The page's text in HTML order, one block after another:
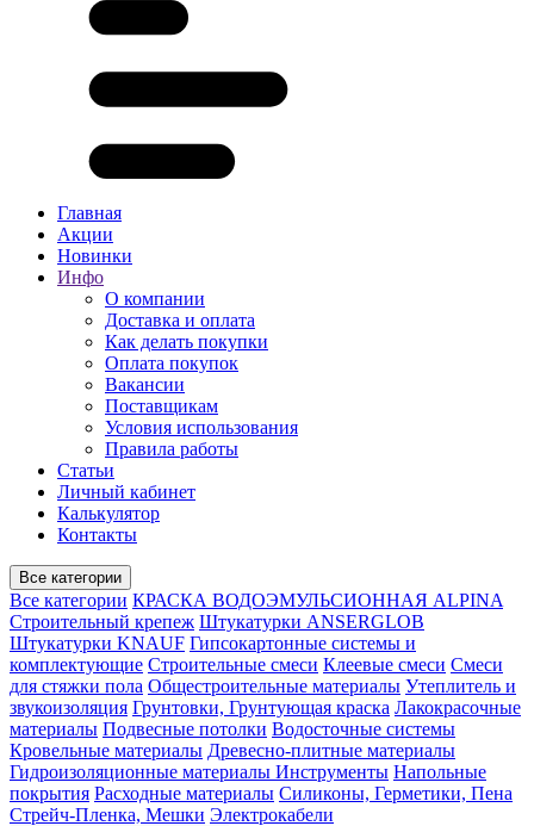
Главная
Акции
Новинки
Инфо
О компании
Доставка и оплата
Как делать покупки
Оплата покупок
Вакансии
Поставщикам
Условия использования
Правила работы
Статьи
Личный кабинет
Калькулятор
Контакты
Все категории
Все категории КРАСКА ВОДОЭМУЛЬСИОННАЯ ALPINA
Строительный крепеж Штукатурки ANSERGLOB
Штукатурки KNAUF Гипсокартонные системы и
комплектующие Строительные смеси Клеевые смеси Смеси
для стяжки пола Общестроительные материалы Утеплитель и
звукоизоляция Грунтовки, Грунтующая краска Лакокрасочные
материалы Подвесные потолки Водосточные системы
Кровельные материалы Древесно-плитные материалы
Гидроизоляционные материалы Инструменты Напольные
покрытия Расходные материалы Силиконы, Герметики, Пена
Стрейч-Пленка, Мешки Электрокабели